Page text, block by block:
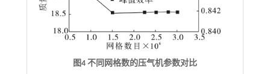
图4 不同网格数的压气机参数对比